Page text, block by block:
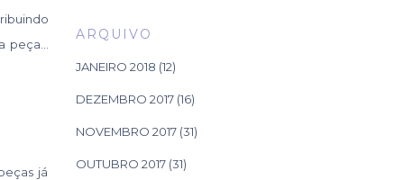
peça…
já
ARQUIVO
JANEIRO 2018 (12)
DEZEMBRO 2017(16)
NOVEMBRO 2017(31)
OUTUBRO 2017(31)